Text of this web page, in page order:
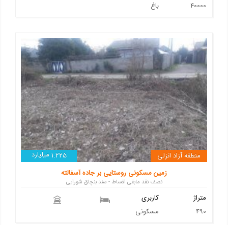
باغ
40000
1.225 میلیارد
منطقه آزاد انزلی
زمین مسکونی روستایی بر جاده آسفالته
نصف نقد مابقی اقساط - سند بنچاق شورایی
کاربری
مسکونی
متراژ
490